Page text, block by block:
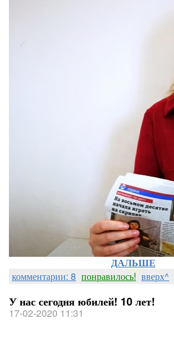
ДАЛЬШЕ
комментарии: 8 понравилось! вверх^
У нас сегодня юбилей! 10 лет!
17-02-2020 11:31